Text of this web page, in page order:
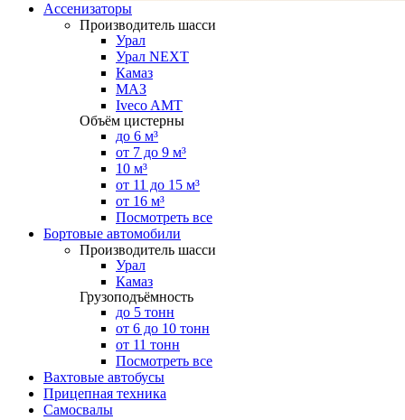
Ассенизаторы
Производитель шасси
Урал
Урал NEXT
Камаз
МАЗ
Iveco AMT
Объём цистерны
до 6 м³
от 7 до 9 м³
10 м³
от 11 до 15 м³
от 16 м³
Посмотреть все
Бортовые автомобили
Производитель шасси
Урал
Камаз
Грузоподъёмность
до 5 тонн
от 6 до 10 тонн
от 11 тонн
Посмотреть все
Вахтовые автобусы
Прицепная техника
Самосвалы